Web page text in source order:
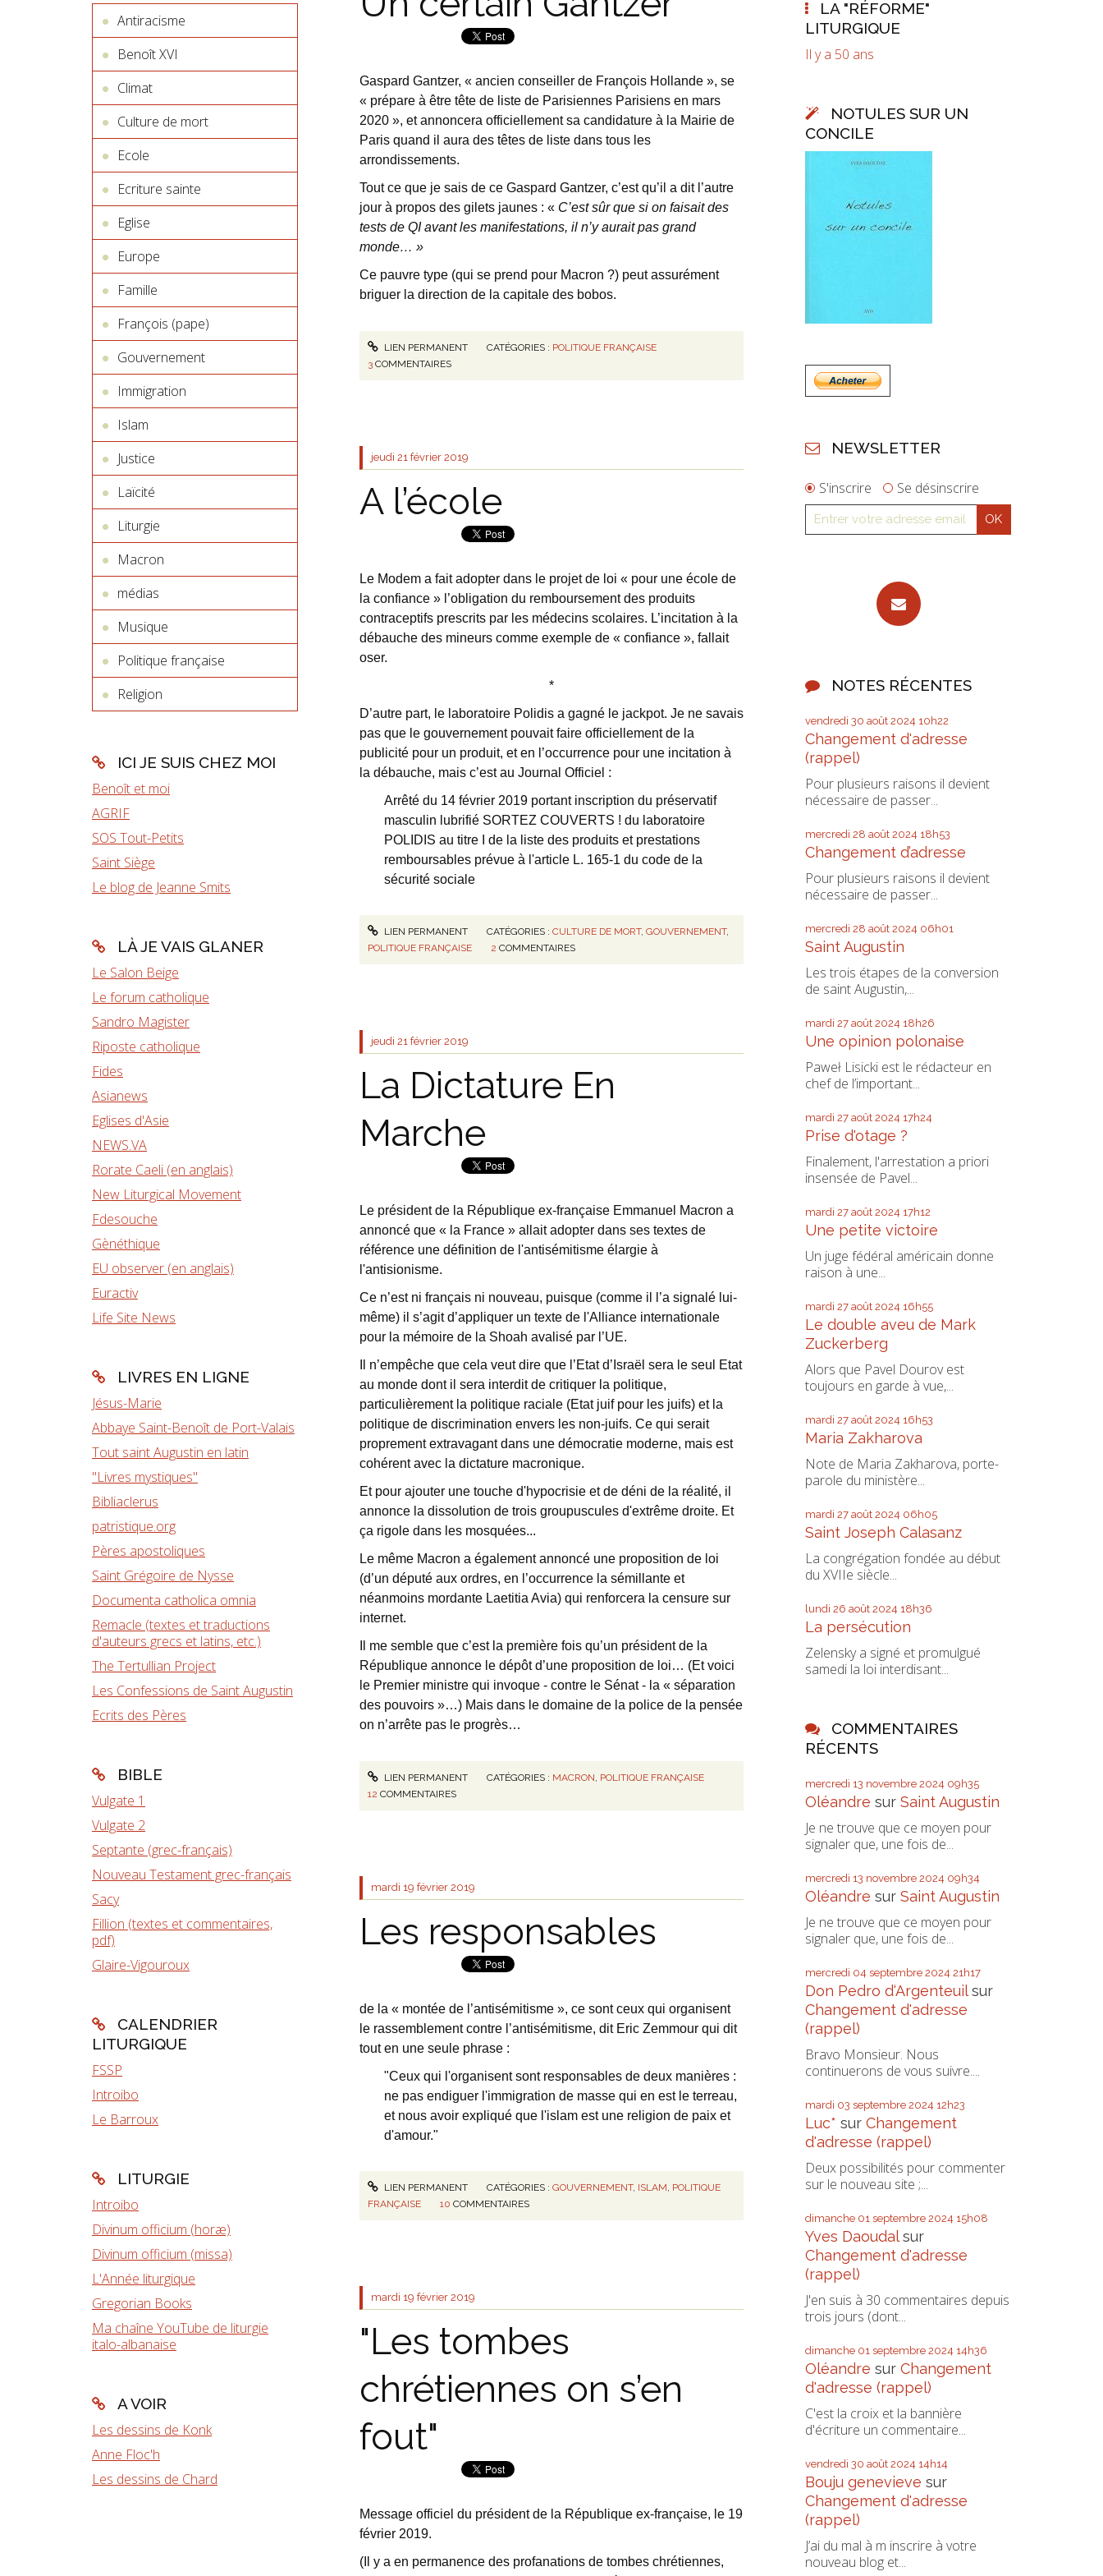
Antiracisme
Benoît XVI
Climat
Culture de mort
Ecole
Ecriture sainte
Eglise
Europe
Famille
François (pape)
Gouvernement
Immigration
Islam
Justice
Laïcité
Liturgie
Macron
médias
Musique
Politique française
Religion
ICI JE SUIS CHEZ MOI
Benoît et moi
AGRIF
SOS Tout-Petits
Saint Siège
Le blog de Jeanne Smits
LÀ JE VAIS GLANER
Le Salon Beige
Le forum catholique
Sandro Magister
Riposte catholique
Fides
Asianews
Eglises d'Asie
NEWS.VA
Rorate Caeli (en anglais)
New Liturgical Movement
Fdesouche
Gènéthique
EU observer (en anglais)
Euractiv
Life Site News
LIVRES EN LIGNE
Jésus-Marie
Abbaye Saint-Benoît de Port-Valais
Tout saint Augustin en latin
"Livres mystiques"
Bibliaclerus
patristique.org
Pères apostoliques
Saint Grégoire de Nysse
Documenta catholica omnia
Remacle (textes et traductions
d'auteurs grecs et latins, etc.)
The Tertullian Project
Les Confessions de Saint Augustin
Ecrits des Pères
BIBLE
Vulgate 1
Vulgate 2
Septante (grec-français)
Nouveau Testament grec-français
Sacy
Fillion (textes et commentaires,
pdf)
Glaire-Vigouroux
CALENDRIER
LITURGIQUE
FSSP
Introibo
Le Barroux
LITURGIE
Introibo
Divinum officium (horæ)
Divinum officium (missa)
L'Année liturgique
Gregorian Books
Ma chaîne YouTube de liturgie
italo-albanaise
A VOIR
Les dessins de Konk
Anne Floc'h
Les dessins de Chard
Gaspard Gantzer, « ancien conseiller de François Hollande », se
« prépare à être tête de liste de Parisiennes Parisiens en mars
2020 », et annoncera officiellement sa candidature à la Mairie de
Paris quand il aura des têtes de liste dans tous les
arrondissements.
Tout ce que je sais de ce Gaspard Gantzer, c’est qu’il a dit l’autre
jour à propos des gilets jaunes : « C’est sûr que si on faisait des
tests de QI avant les manifestations, il n’y aurait pas grand
monde… »
Ce pauvre type (qui se prend pour Macron ?) peut assurément
briguer la direction de la capitale des bobos.
LIEN PERMANENT CATÉGORIES : POLITIQUE FRANÇAISE
3 COMMENTAIRES
jeudi 21 février 2019
A l’école
Le Modem a fait adopter dans le projet de loi « pour une école de
la confiance » l’obligation du remboursement des produits
contraceptifs prescrits par les médecins scolaires. L’incitation à la
débauche des mineurs comme exemple de « confiance », fallait
oser.
*
D’autre part, le laboratoire Polidis a gagné le jackpot. Je ne savais
pas que le gouvernement pouvait faire officiellement de la
publicité pour un produit, et en l’occurrence pour une incitation à
la débauche, mais c’est au Journal Officiel :
Arrêté du 14 février 2019 portant inscription du préservatif
masculin lubrifié SORTEZ COUVERTS ! du laboratoire
POLIDIS au titre I de la liste des produits et prestations
remboursables prévue à l'article L. 165-1 du code de la
sécurité sociale
LIEN PERMANENT CATÉGORIES :CULTURE DE MORT,GOUVERNEMENT,
POLITIQUE FRANÇAISE
2 COMMENTAIRES
jeudi 21 février 2019
La Dictature En
Marche
Le président de la République ex-française Emmanuel Macron a
annoncé que « la France » allait adopter dans ses textes de
référence une définition de l'antisémitisme élargie à
l'antisionisme.
Ce n’est ni français ni nouveau, puisque (comme il l’a signalé lui-
même) il s’agit d’appliquer un texte de l'Alliance internationale
pour la mémoire de la Shoah avalisé par l’UE.
Il n’empêche que cela veut dire que l’Etat d’Israël sera le seul Etat
au monde dont il sera interdit de critiquer la politique,
particulièrement la politique raciale (Etat juif pour les juifs) et la
politique de discrimination envers les non-juifs. Ce qui serait
proprement extravagant dans une démocratie moderne, mais est
cohérent avec la dictature macronique.
Et pour ajouter une touche d'hypocrisie et de déni de la réalité, il
annonce la dissolution de trois groupuscules d'extrême droite. Et
ça rigole dans les mosquées...
Le même Macron a également annoncé une proposition de loi
(d’un député aux ordres, en l’occurrence la sémillante et
néanmoins mordante Laetitia Avia) qui renforcera la censure sur
internet.
Il me semble que c’est la première fois qu’un président de la
République annonce le dépôt d’une proposition de loi… (Et voici
le Premier ministre qui invoque - contre le Sénat - la « séparation
des pouvoirs »…) Mais dans le domaine de la police de la pensée
on n’arrête pas le progrès…
LIEN PERMANENT CATÉGORIES : MACRON POLITIQUE FRANÇAISE
12 COMMENTAIRES
mardi 19 février 2019
Les responsables
de la « montée de l’antisémitisme », ce sont ceux qui organisent
le rassemblement contre l’antisémitisme, dit Eric Zemmour qui dit
tout en une seule phrase :
"Ceux qui l'organisent sont responsables de deux manières :
ne pas endiguer l'immigration de masse qui en est le terreau,
et nous avoir expliqué que l'islam est une religion de paix et
d'amour."
LIEN PERMANENT CATÉGORIES :GOUVERNEMENT, ISLAM, POLITIQUE
FRANÇAISE
10 COMMENTAIRES
mardi 19 février 2019
"Les tombes
chrétiennes on s’en
fout"
Message officiel du président de la République ex-française, le 19
février 2019.
(Il y a en permanence des profanations de tombes chrétiennes,
LA "RÉFORME"
LITURGIQUE
Il y a 50 ans
NOTULES SUR UN
CONCILE
NEWSLETTER
S'inscrire Se désinscrire
NOTES RÉCENTES
vendredi 30 août 2024 10h22
Changement d'adresse
(rappel)
Pour plusieurs raisons il devient
nécessaire de passer...
mercredi 28 août 2024 18h53
Changement d’adresse
Pour plusieurs raisons il devient
nécessaire de passer...
mercredi 28 août 2024 06h01
Saint Augustin
Les trois étapes de la conversion
de saint Augustin,...
mardi 27 août 2024 18h26
Une opinion polonaise
Paweł Lisicki est le rédacteur en
chef de l’important...
mardi 27 août 2024 17h24
Prise d'otage ?
Finalement, l'arrestation a priori
insensée de Pavel...
mardi 27 août 2024 17h12
Une petite victoire
Un juge fédéral américain donne
raison à une...
mardi 27 août 2024 16h55
Le double aveu de Mark
Zuckerberg
Alors que Pavel Dourov est
toujours en garde à vue,...
mardi 27 août 2024 16h53
Maria Zakharova
Note de Maria Zakharova, porte-
parole du ministère...
mardi 27 août 2024 06h05
Saint Joseph Calasanz
La congrégation fondée au début
du XVIIe siècle...
lundi 26 août 2024 18h36
La persécution
Zelensky a signé et promulgué
samedi la loi interdisant...
COMMENTAIRES
RÉCENTS
mercredi 13 novembre 2024 09h35
Oléandre sur Saint Augustin
Je ne trouve que ce moyen pour
signaler que, une fois de...
mercredi 13 novembre 2024 09h34
Oléandre sur Saint Augustin
Je ne trouve que ce moyen pour
signaler que, une fois de...
mercredi 04 septembre 2024 21h17
Don Pedro d‘Argenteuilsur
Changement d'adresse
(rappel)
Bravo Monsieur. Nous
continuerons de vous suivre....
mardi 03 septembre 2024 12h23
Luc* sur Changement
d'adresse (rappel)
Deux possibilités pour commenter
sur le nouveau site ;...
dimanche 01 septembre 2024 15h08
Yves Daoudalsur
Changement d'adresse
(rappel)
J'en suis à 30 commentaires depuis
trois jours (dont...
dimanche 01 septembre 2024 14h36
Oléandre sur Changement
d'adresse (rappel)
C'est la croix et la bannière
d'écriture un commentaire...
vendredi 30 août 2024 14h14
Bouju genevieve sur
Changement d'adresse
(rappel)
J’ai du mal à m inscrire à votre
nouveau blog et...